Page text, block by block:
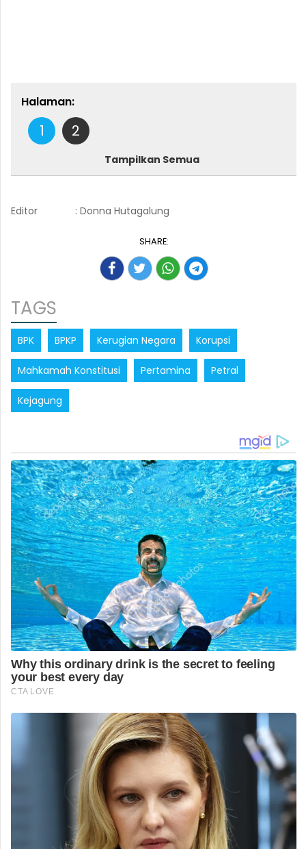
Halaman:
1 2
Tampilkan Semua
Editor : Donna Hutagalung
SHARE:
TAGS
BPK BPKP Kerugian Negara Korupsi
Mahkamah Konstitusi Pertamina Petral
Kejagung